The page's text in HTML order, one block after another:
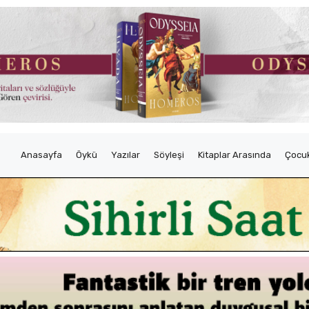
Anasayfa Öykü Yazılar Söyleşi Kitaplar Arasında